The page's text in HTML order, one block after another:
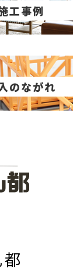
工事例
のながれ